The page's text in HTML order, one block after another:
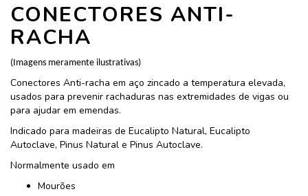
CONECTORES ANTI-
RACHA
(Imagens meramente ilustrativas)
Conectores Anti-racha em aço zincado a temperatura elevada,
usados para prevenir rachaduras nas extremidades de vigas ou
para ajudar em emendas.
Indicado para madeiras de Eucalipto Natural, Eucalipto
Autoclave, Pinus Natural e Pinus Autoclave.
Normalmente usado em
Mourões